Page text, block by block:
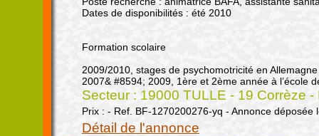
Dates de disponibilités : été 2010
Formation scolaire
2009/2010, stages de psychomotricité en Allemagne
2007& #8594; 2009, 1ère et 2ème année à l’école
Secteur : 19000 TULLE - 19 Corrèze -
Prix : - Ref. BF-1270200276-yq - Annonce déposée
Détail de l'annonce